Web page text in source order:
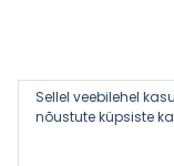
Sellel veebilehel
nõustute küpsiste